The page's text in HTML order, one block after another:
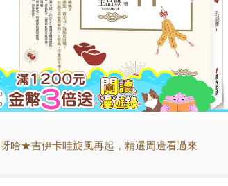
呀哈★吉伊卡哇旋風再起，精選周邊看過來